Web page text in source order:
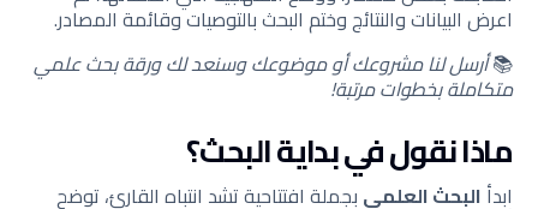
اعرض البيانات والنتائج وختم البحث بالتوصيات وقائمة المصادر.
📚أرسل لنا مشروعك أو موضوعك وسنعد لك ورقة بحث علمي
متكاملة بخطوات مرتبة!
ماذا نقول في بداية البحث؟
ابدأالبحث العلميبجملة افتتاحية تشد انتباه القارئ، توضح